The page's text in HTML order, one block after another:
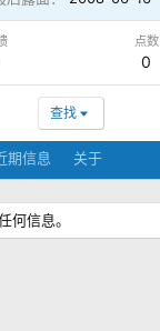
点数
0
查找
期信息 关于
何信息。